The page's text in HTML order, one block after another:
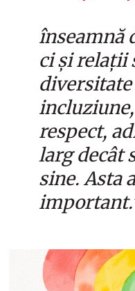
înseamnă
ci și relații
diversitate
respect,
larg decât
sine. Asta